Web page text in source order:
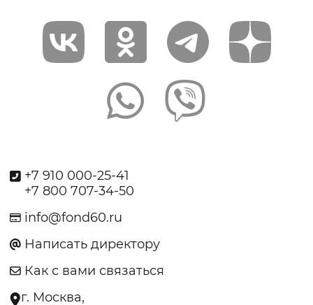
+7 910 000-25-41
+7 800 707-34-50
info@fond60.ru
Написать директору
Как с вами связаться
г. Москва,